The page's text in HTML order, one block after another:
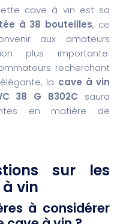
cave à vin est sa
à 38 bouteilles, ce
aux amateurs
plus importante.
recherchant
la cave à vin
38 G B302C saura
en matière de
sur les
vin
à considérer